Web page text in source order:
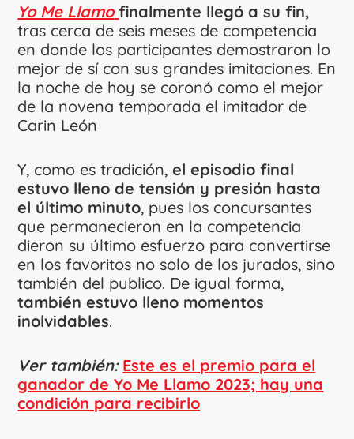
Yo Me Llamo finalmente llegó a su fin,
tras cerca de seis meses de competencia
en donde los participantes demostraron lo
mejor de sí con sus grandes imitaciones. En
la noche de hoy se coronó como el mejor
de la novena temporada el imitador de
Carin León
Y, como es tradición,el episodio final
estuvo lleno de tensión y presión hasta
el último minuto, pues los concursantes
que permanecieron en la competencia
dieron su último esfuerzo para convertirse
en los favoritos no solo de los jurados, sino
también del publico. De igual forma,
también estuvo lleno momentos
inolvidables.
Ver también: Este es el premio para el
ganador de Yo Me Llamo 2023; hay una
condición para recibirlo